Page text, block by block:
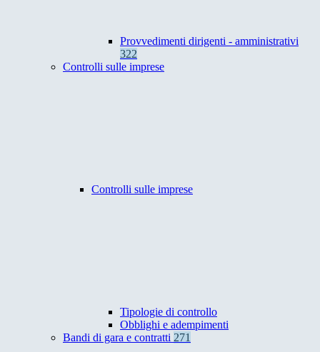
Provvedimenti dirigenti - amministrativi
322
Controlli sulle imprese
Controlli sulle imprese
Tipologie di controllo
Obblighi e adempimenti
Bandi di gara e contratti 271